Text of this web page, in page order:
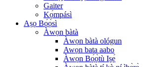
Gaiter
Kọ́mpásì
Aṣọ Bọ́ọ̀sì
Àwọn bàtà
Àwọn bàtà ológun
Awọn bata aabo
Àwọn Bọ́ọ̀tù Iṣẹ́